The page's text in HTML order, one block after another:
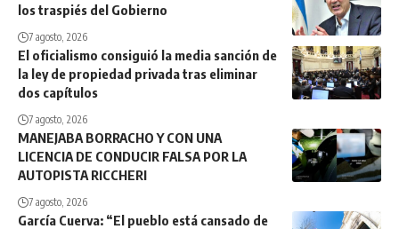
los traspiés del Gobierno
7 agosto, 2026
El oficialismo consiguió la media sanción de
la ley de propiedad privada tras eliminar
dos capítulos
7 agosto, 2026
MANEJABA BORRACHO Y CON UNA
LICENCIA DE CONDUCIR FALSA POR LA
AUTOPISTA RICCHERI
7 agosto, 2026
García Cuerva: “El pueblo está cansado de